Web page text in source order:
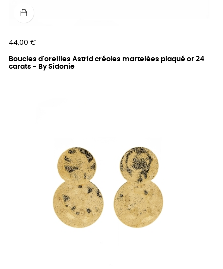
Prix
44,00 €
Boucles d'oreilles Astrid créoles martelées plaqué or 24
carats - By Sidonie